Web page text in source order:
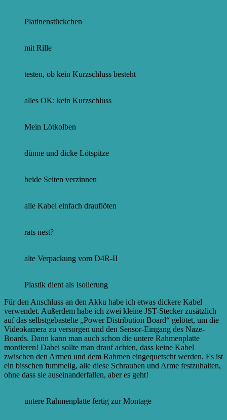
Platinenstückchen
mit Rille
testen, ob kein Kurzschluss besteht
alles OK: kein Kurzschluss
Mein Lötkolben
dünne und dicke Lötspitze
beide Seiten verzinnen
alle Kabel einfach drauflöten
rats nest?
alte Verpackung vom D4R-II
Plastik dient als Isolierung
Für den Anschluss an den Akku habe ich etwas dickere Kabel
verwendet. Außerdem habe ich zwei kleine JST-Stecker zusätzlich
auf das selbstgebastelte „Power Distribution Board“ gelötet, um die
Videokamera zu versorgen und den Sensor-Eingang des Naze-
Boards. Dann kann man auch schon die untere Rahmenplatte
montieren! Dabei sollte man drauf achten, dass keine Kabel
zwischen den Armen und dem Rahmen eingequetscht werden. Es ist
ein bisschen fummelig, alle diese Schrauben und Arme festzuhalten,
ohne dass sie auseinanderfallen, aber es geht!
untere Rahmenplatte fertig zur Montage